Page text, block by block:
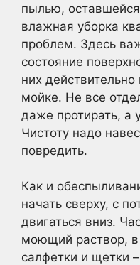
пылью,
влажная уборка
проблем. Здесь
состояние
них
мойке. Не все
даже протирать, а
Чистоту надо
повредить.
Как и
начать сверху, с
двигаться вниз.
моющий раствор, в
салфетки и щетки